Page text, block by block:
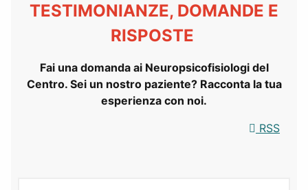
TESTIMONIANZE, DOMANDE E
RISPOSTE
Fai una domanda ai Neuropsicofisiologi del
Centro. Sei un nostro paziente? Racconta la tua
esperienza con noi.
RSS